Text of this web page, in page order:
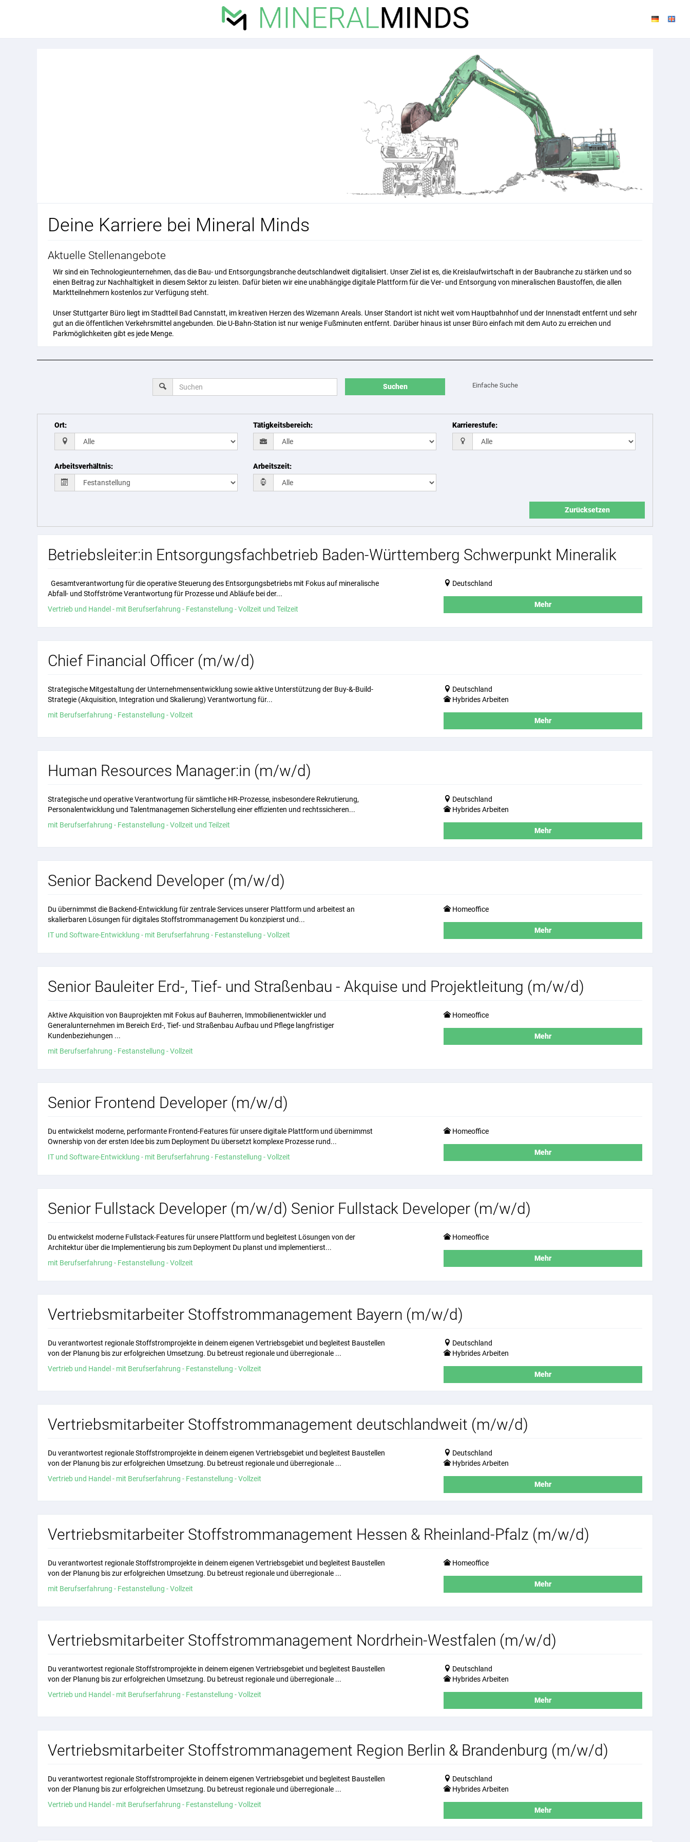
Deine Karriere bei Mineral Minds
Aktuelle Stellenangebote
Wir sind ein Technologieunternehmen, das die Bau- und Entsorgungsbranche deutschlandweit digitalisiert. Unser Ziel ist es, die Kreislaufwirtschaft in der Baubranche zu stärken und so
einen Beitrag zur Nachhaltigkeit in diesem Sektor zu leisten. Dafür bieten wir eine unabhängige digitale Plattform für die Ver- und Entsorgung von mineralischen Baustoffen, die allen
Marktteilnehmern kostenlos zur Verfügung steht.
Unser Stuttgarter Büro liegt im Stadtteil Bad Cannstatt, im kreativen Herzen des Wizemann Areals. Unser Standort ist nicht weit vom Hauptbahnhof und der Innenstadt entfernt und sehr
gut an die öffentlichen Verkehrsmittel angebunden. Die U-Bahn-Station ist nur wenige Fußminuten entfernt. Darüber hinaus ist unser Büro einfach mit dem Auto zu erreichen und
Parkmöglichkeiten gibt es jede Menge.
Suchen Einfache Suche
Ort: Tätigkeitsbereich: Karrierestufe:
Arbeitsverhältnis: Arbeitszeit:
Zurücksetzen
Betriebsleiter:in Entsorgungsfachbetrieb Baden-Württemberg Schwerpunkt Mineralik
Gesamtverantwortung für die operative Steuerung des Entsorgungsbetriebs mit Fokus auf mineralische
Abfall- und Stoffströme Verantwortung für Prozesse und Abläufe bei der...
Vertrieb und Handel - mit Berufserfahrung - Festanstellung - Vollzeit und Teilzeit
Deutschland
Mehr
Chief Financial Officer (m/w/d)
Strategische Mitgestaltung der Unternehmensentwicklung sowie aktive Unterstützung der Buy-&-Build-
Strategie (Akquisition, Integration und Skalierung) Verantwortung für...
mit Berufserfahrung - Festanstellung - Vollzeit
Deutschland
Hybrides Arbeiten
Mehr
Human Resources Manager:in (m/w/d)
Strategische und operative Verantwortung für sämtliche HR-Prozesse, insbesondere Rekrutierung,
Personalentwicklung und Talentmanagemen Sicherstellung einer effizienten und rechtssicheren...
mit Berufserfahrung - Festanstellung - Vollzeit und Teilzeit
Deutschland
Hybrides Arbeiten
Mehr
Senior Backend Developer (m/w/d)
Du übernimmst die Backend-Entwicklung für zentrale Services unserer Plattform und arbeitest an
skalierbaren Lösungen für digitales Stoffstrommanagement Du konzipierst und...
IT und Software-Entwicklung - mit Berufserfahrung - Festanstellung - Vollzeit
Homeoffice
Mehr
Senior Bauleiter Erd-, Tief- und Straßenbau - Akquise und Projektleitung (m/w/d)
Aktive Akquisition von Bauprojekten mit Fokus auf Bauherren, Immobilienentwickler und
Generalunternehmen im Bereich Erd-, Tief- und Straßenbau Aufbau und Pflege langfristiger
Kundenbeziehungen ...
mit Berufserfahrung - Festanstellung - Vollzeit
Homeoffice
Mehr
Senior Frontend Developer (m/w/d)
Du entwickelst moderne, performante Frontend-Features für unsere digitale Plattform und übernimmst
Ownership von der ersten Idee bis zum Deployment Du übersetzt komplexe Prozesse rund...
IT und Software-Entwicklung - mit Berufserfahrung - Festanstellung - Vollzeit
Homeoffice
Mehr
Senior Fullstack Developer (m/w/d) Senior Fullstack Developer (m/w/d)
Du entwickelst moderne Fullstack-Features für unsere Plattform und begleitest Lösungen von der
Architektur über die Implementierung bis zum Deployment Du planst und implementierst...
mit Berufserfahrung - Festanstellung - Vollzeit
Homeoffice
Mehr
Vertriebsmitarbeiter Stoffstrommanagement Bayern (m/w/d)
Du verantwortest regionale Stoffstromprojekte in deinem eigenen Vertriebsgebiet und begleitest Baustellen
von der Planung bis zur erfolgreichen Umsetzung. Du betreust regionale und überregionale ...
Vertrieb und Handel - mit Berufserfahrung - Festanstellung - Vollzeit
Deutschland
Hybrides Arbeiten
Mehr
Vertriebsmitarbeiter Stoffstrommanagement deutschlandweit (m/w/d)
Du verantwortest regionale Stoffstromprojekte in deinem eigenen Vertriebsgebiet und begleitest Baustellen
von der Planung bis zur erfolgreichen Umsetzung. Du betreust regionale und überregionale ...
Vertrieb und Handel - mit Berufserfahrung - Festanstellung - Vollzeit
Deutschland
Hybrides Arbeiten
Mehr
Vertriebsmitarbeiter Stoffstrommanagement Hessen & Rheinland-Pfalz (m/w/d)
Du verantwortest regionale Stoffstromprojekte in deinem eigenen Vertriebsgebiet und begleitest Baustellen
von der Planung bis zur erfolgreichen Umsetzung. Du betreust regionale und überregionale ...
mit Berufserfahrung - Festanstellung - Vollzeit
Homeoffice
Mehr
Vertriebsmitarbeiter Stoffstrommanagement Nordrhein-Westfalen (m/w/d)
Du verantwortest regionale Stoffstromprojekte in deinem eigenen Vertriebsgebiet und begleitest Baustellen
von der Planung bis zur erfolgreichen Umsetzung. Du betreust regionale und überregionale ...
Vertrieb und Handel - mit Berufserfahrung - Festanstellung - Vollzeit
Deutschland
Hybrides Arbeiten
Mehr
Vertriebsmitarbeiter Stoffstrommanagement Region Berlin & Brandenburg (m/w/d)
Du verantwortest regionale Stoffstromprojekte in deinem eigenen Vertriebsgebiet und begleitest Baustellen
von der Planung bis zur erfolgreichen Umsetzung. Du betreust regionale und überregionale ...
Vertrieb und Handel - mit Berufserfahrung - Festanstellung - Vollzeit
Deutschland
Hybrides Arbeiten
Mehr